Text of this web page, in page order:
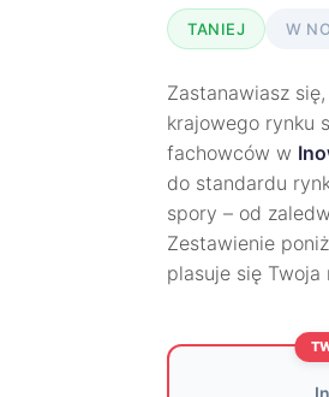
TANIEJ W
Zastanawiasz
krajowego rynku
fachowców w
do standardu
spory – od
Zestawienie
plasuje się Twoja